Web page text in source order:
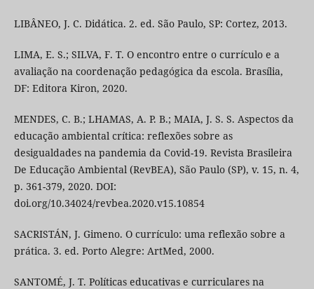
LIBÂNEO, J. C. Didática. 2. ed. São Paulo, SP: Cortez, 2013.
LIMA, E. S.; SILVA, F. T. O encontro entre o currículo e a
avaliação na coordenação pedagógica da escola. Brasília,
DF: Editora Kiron, 2020.
MENDES, C. B.; LHAMAS, A. P. B.; MAIA, J. S. S. Aspectos da
educação ambiental crítica: reflexões sobre as
desigualdades na pandemia da Covid-19. Revista Brasileira
De Educação Ambiental (RevBEA), São Paulo (SP), v. 15, n. 4,
p. 361-379, 2020. DOI:
doi.org/10.34024/revbea.2020.v15.10854
SACRISTÁN, J. Gimeno. O currículo: uma reflexão sobre a
prática. 3. ed. Porto Alegre: ArtMed, 2000.
SANTOMÉ, J. T. Políticas educativas e curriculares na